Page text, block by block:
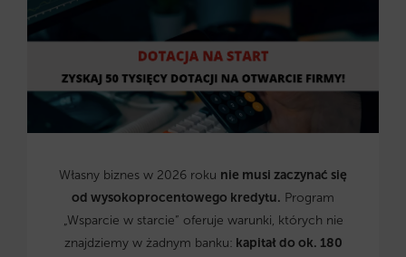
Własny biznes w 2026 roku nie musi zaczynać się
od wysokoprocentowego kredytu. Program
„Wsparcie w starcie” oferuje warunki, których nie
znajdziemy w żadnym banku: kapitał do ok. 180